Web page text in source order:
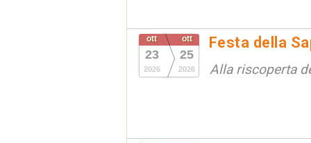
ott
23
2026
ott
25
2026
Festa della
Alla riscoperta